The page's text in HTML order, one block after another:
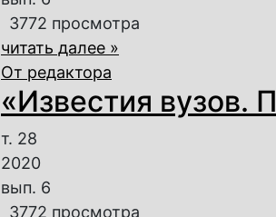
3772 просмотра
читать далее »
От редактора
«Известия
т. 28
2020
вып. 6
3772 просмотра